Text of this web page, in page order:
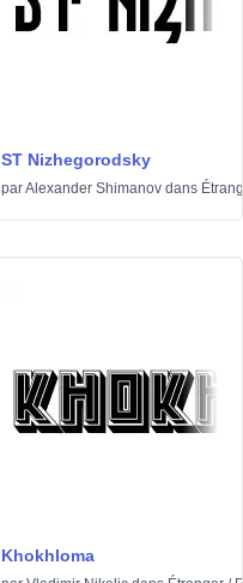
ST Nizhegorodsky
parAlexander Shimanov dans
Khokhloma